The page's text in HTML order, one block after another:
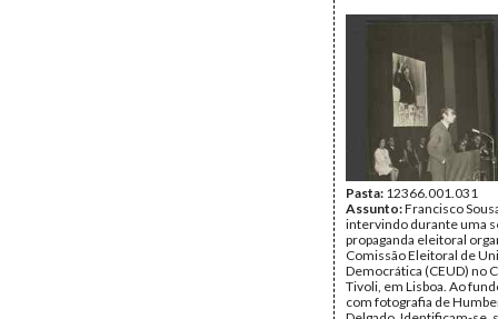
Tipo Documental:
Pasta: 12366.001.031
Assunto:Francisco
intervindo durante uma
propaganda eleitoral
Comissão Eleitoral de
Democrática (CEUD) no
Tivoli, em Lisboa. Ao
com fotografia de